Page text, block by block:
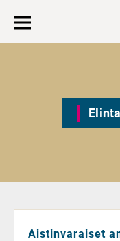
Aistinvaraiset